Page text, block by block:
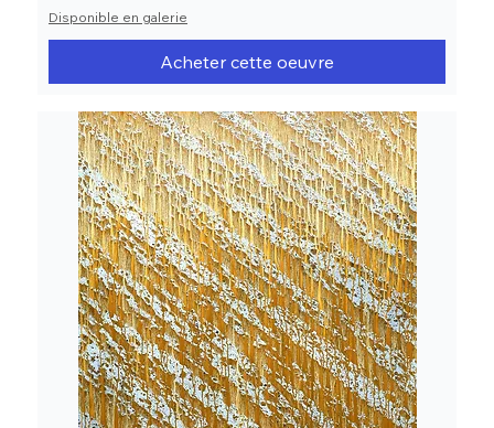
Disponible en galerie
Acheter cette oeuvre